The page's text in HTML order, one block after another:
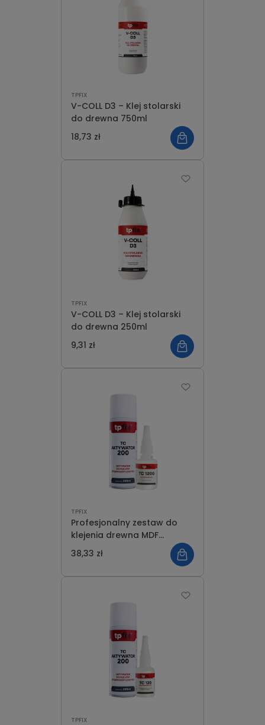
TPFIX
V-COLL D3 – Klej stolarski
do drewna 750ml
18,73 zł
TPFIX
V-COLL D3 – Klej stolarski
do drewna 250ml
9,31 zł
TPFIX
Profesjonalny zestaw do
klejenia drewna MDF
aktywator+ klej błyskawicz.
50g
38,33 zł
TPFIX